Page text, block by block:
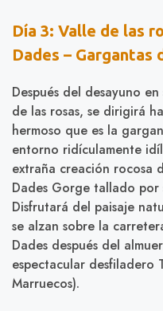
Día 3: Valle de las
Dades – Gargantas
Después del desayuno
de las rosas, se dirigirá
hermoso que es la
entorno ridículamente
extraña creación rocosa
Dades Gorge tallado
Disfrutará del paisaje
se alzan sobre la
Dades después del
espectacular desfiladero
Marruecos).